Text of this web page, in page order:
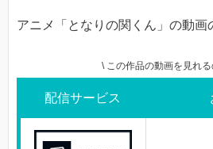
アニメ「となりの関くん」の動画
\ この作品の動画を見れ
配信サービス